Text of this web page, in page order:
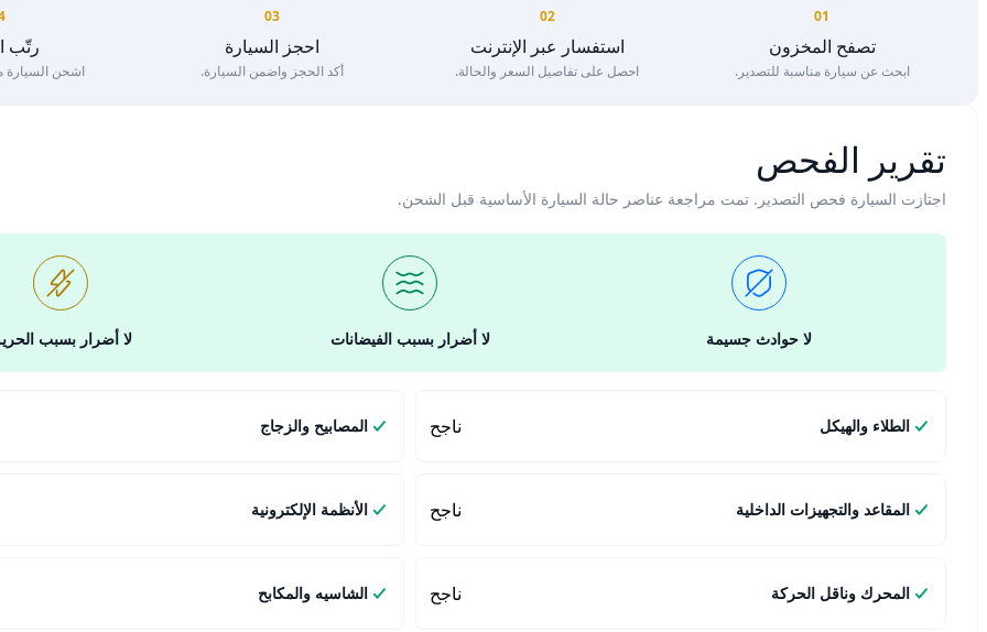
01
تصفح المخزون
ابحث عن سيارة مناسبة للتصدير.
02
استفسار عبر الإنترنت
احصل على تفاصيل السعر والحالة.
03
احجز السيارة
أكد الحجز واضمن السيارة.
رتّب
اشحن السيارة
تقرير الفحص
اجتازت السيارة فحص التصدير. تمت مراجعة عناصر حالة السيارة الأساسية قبل الشحن.
لا حوادث جسيمة لا أضرار بسبب الفيضانات لا أضرار بسبب
الطلاء والهيكل ناجح المصابيح والزجاج
المقاعد والتجهيزات الداخلية ناجح الأنظمة الإلكترونية
المحرك وناقل الحركة ناجح الشاسيه والمكابح